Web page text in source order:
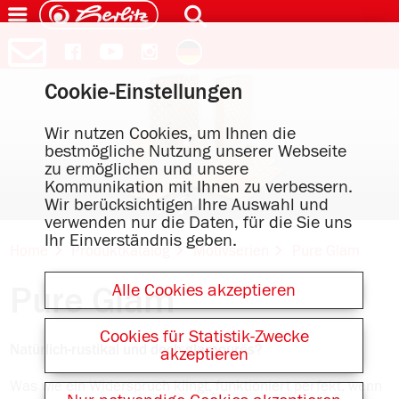
Motivserien
Pure Glam
Natürlich-rustikal und doch glamourös?
Was wie ein Widerspruch klingt, funktioniert perfekt, wenn
Cookie-Einstellungen
Wir nutzen Cookies, um Ihnen die
bestmögliche Nutzung unserer Webseite
zu ermöglichen und unsere
Kommunikation mit Ihnen zu verbessern.
Wir berücksichtigen Ihre Auswahl und
verwenden nur die Daten, für die Sie uns
Ihr Einverständnis geben.
Alle Cookies akzeptieren
Cookies für Statistik-Zwecke
akzeptieren